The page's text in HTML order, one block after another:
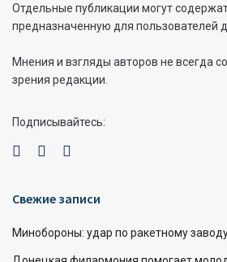
Отдельные публикации могут
предназначенную для пользователей
Мнения и взгляды авторов не всегда
зрения редакции.
Подписывайтесь:
Свежие записи
Минобороны: удар по ракетному